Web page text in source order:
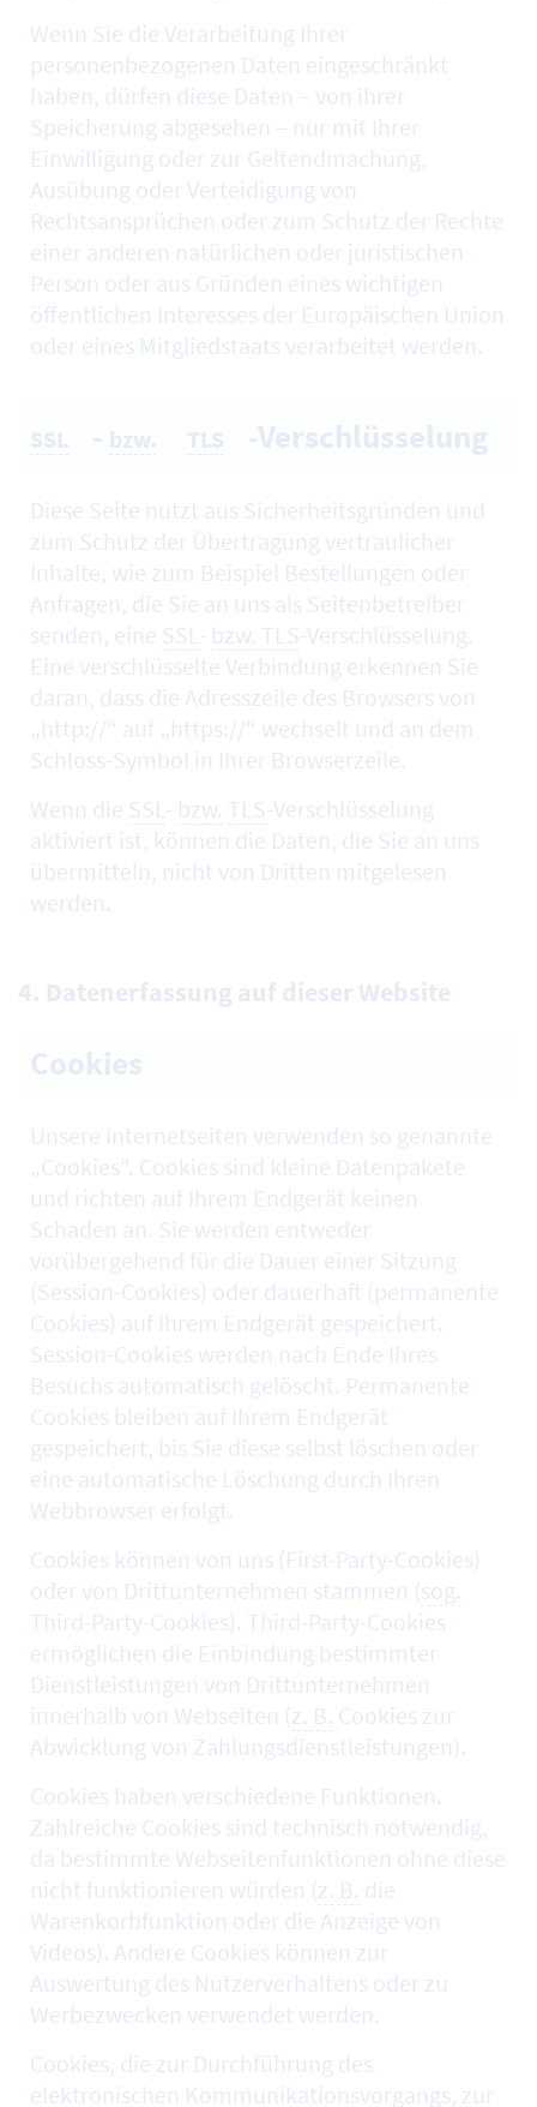
Wenn Sie die Verarbeitung Ihrer
personenbezogenen Daten eingeschränkt
haben, dürfen diese Daten – von ihrer
Speicherung abgesehen – nur mit Ihrer
Einwilligung oder zur Geltendmachung,
Ausübung oder Verteidigung von
Rechtsansprüchen oder zum Schutz der Rechte
einer anderen natürlichen oder juristischen
Person oder aus Gründen eines wichtigen
öffentlichen Interesses der Europäischen Union
oder eines Mitgliedstaats verarbeitet werden.
Diese Seite nutzt aus Sicherheitsgründen und
zum Schutz der Übertragung vertraulicher
Inhalte, wie zum Beispiel Bestellungen oder
Anfragen, die Sie an uns als Seitenbetreiber
senden, eine SSL- bzw. TLS-Verschlüsselung.
Eine verschlüsselte Verbindung erkennen Sie
daran, dass die Adresszeile des Browsers von
„http://“ auf „https://“ wechselt und an dem
Schloss-Symbol in Ihrer Browserzeile.
Wenn die SSL- bzw. TLS-Verschlüsselung
aktiviert ist, können die Daten, die Sie an uns
übermitteln, nicht von Dritten mitgelesen
werden.
4. Datenerfassung auf dieser Website
Unsere Internetseiten verwenden so genannte
„Cookies“. Cookies sind kleine Datenpakete
und richten auf Ihrem Endgerät keinen
Schaden an. Sie werden entweder
vorübergehend für die Dauer einer Sitzung
(Session-Cookies) oder dauerhaft (permanente
Cookies) auf Ihrem Endgerät gespeichert.
Session-Cookies werden nach Ende Ihres
Besuchs automatisch gelöscht. Permanente
Cookies bleiben auf Ihrem Endgerät
gespeichert, bis Sie diese selbst löschen oder
eine automatische Löschung durch Ihren
Webbrowser erfolgt.
Cookies können von uns (First-Party-Cookies)
oder von Drittunternehmen stammen (sog.
Third-Party-Cookies). Third-Party-Cookies
ermöglichen die Einbindung bestimmter
Dienstleistungen von Drittunternehmen
innerhalb von Webseiten (z. B. Cookies zur
Abwicklung von Zahlungsdienstleistungen).
Cookies haben verschiedene Funktionen.
Zahlreiche Cookies sind technisch notwendig,
da bestimmte Webseitenfunktionen ohne diese
nicht funktionieren würden (z. B. die
Warenkorbfunktion oder die Anzeige von
Videos). Andere Cookies können zur
Auswertung des Nutzerverhaltens oder zu
Werbezwecken verwendet werden.
Cookies, die zur Durchführung des
elektronischen Kommunikationsvorgangs, zur